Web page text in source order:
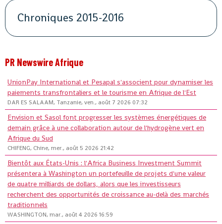
Chroniques 2015-2016
PR Newswire Afrique
UnionPay International et Pesapal s'associent pour dynamiser les
paiements transfrontaliers et le tourisme en Afrique de l'Est
DAR ES SALAAM, Tanzanie, ven., août 7 2026 07:32
Envision et Sasol font progresser les systèmes énergétiques de
demain grâce à une collaboration autour de l'hydrogène vert en
Afrique du Sud
CHIFENG, Chine, mer., août 5 2026 21:42
Bientôt aux États-Unis : l'Africa Business Investment Summit
présentera à Washington un portefeuille de projets d'une valeur
de quatre milliards de dollars, alors que les investisseurs
recherchent des opportunités de croissance au-delà des marchés
traditionnels
WASHINGTON, mar., août 4 2026 16:59